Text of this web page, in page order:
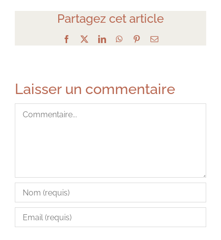
Partagez cet article
Facebook LinkedInWhatsApp
PinterestEmail
Laisser un commentaire